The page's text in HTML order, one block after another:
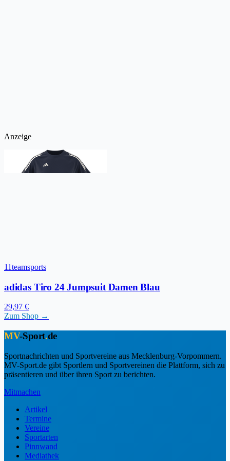
Anzeige
11teamsports
adidas Tiro 24 Jumpsuit Damen Blau
29,97 €
Zum Shop →
MV-Sport.de
Sportnachrichten und Sportvereine aus Mecklenburg-Vorpommern.
MV-Sport.de gibt Sportlern und Sportvereinen die Plattform, sich zu
präsentieren und über ihren Sport zu berichten.
Mitmachen
Artikel
Termine
Vereine
Sportarten
Pinnwand
Mediathek